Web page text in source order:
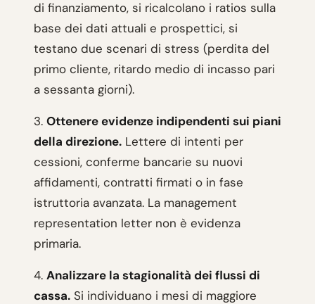
di finanziamento, si ricalcolano i ratios sulla
base dei dati attuali e prospettici, si
testano due scenari di stress (perdita del
primo cliente, ritardo medio di incasso pari
a sessanta giorni).
3. Ottenere evidenze indipendenti sui piani
della direzione. Lettere di intenti per
cessioni, conferme bancarie su nuovi
affidamenti, contratti firmati o in fase
istruttoria avanzata. La management
representation letter non è evidenza
primaria.
4. Analizzare la stagionalità dei flussi di
cassa. Si individuano i mesi di maggiore